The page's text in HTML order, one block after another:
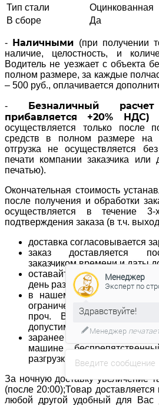
Тип стали
Оцинкованная
В сборе
Да
- Наличными (при получении
наличие, целостность, и
Водитель не уезжает с объекта
полном размере, за каждые
– 500 руб., оплачивается
- Безналичный
прибавляется +20% НДС)
осуществляется только после
средств в полном размере на
отгрузка не осуществляется
печати компании заказчика или
печатью).
Окончательная стоимость
после получения и обработки
осуществляется в течение
подтверждения заказа (в т.ч.
доставка согласовывается
заказ доставляется
заказчиком времени и даты
оставайтесь, пожалуйста,
день разгрузки до приезда
в нашем автопарке есть
ограничениями по
проч. Важно заранее
допустимых ограничениях
заранее позаботьтесь о
машине
разгрузки.
За ночную доставку увеличение
(после 20:00);Товар
любой другой удобный для Вас
Введите сообщение
Менеджер
Эксперт по
Здравствуйте!
Менеджер